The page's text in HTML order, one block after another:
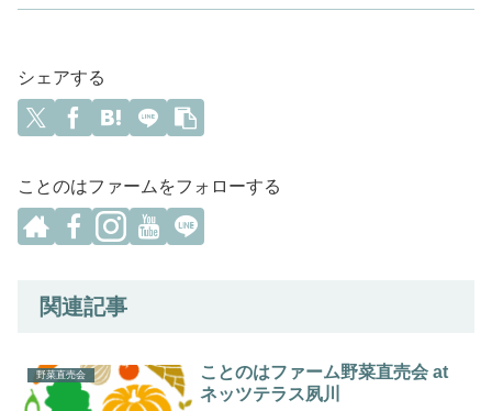
シェアする
ことのはファームをフォローする
関連記事
野菜直売会
ことのはファーム野菜直売会 at
ネッツテラス夙川